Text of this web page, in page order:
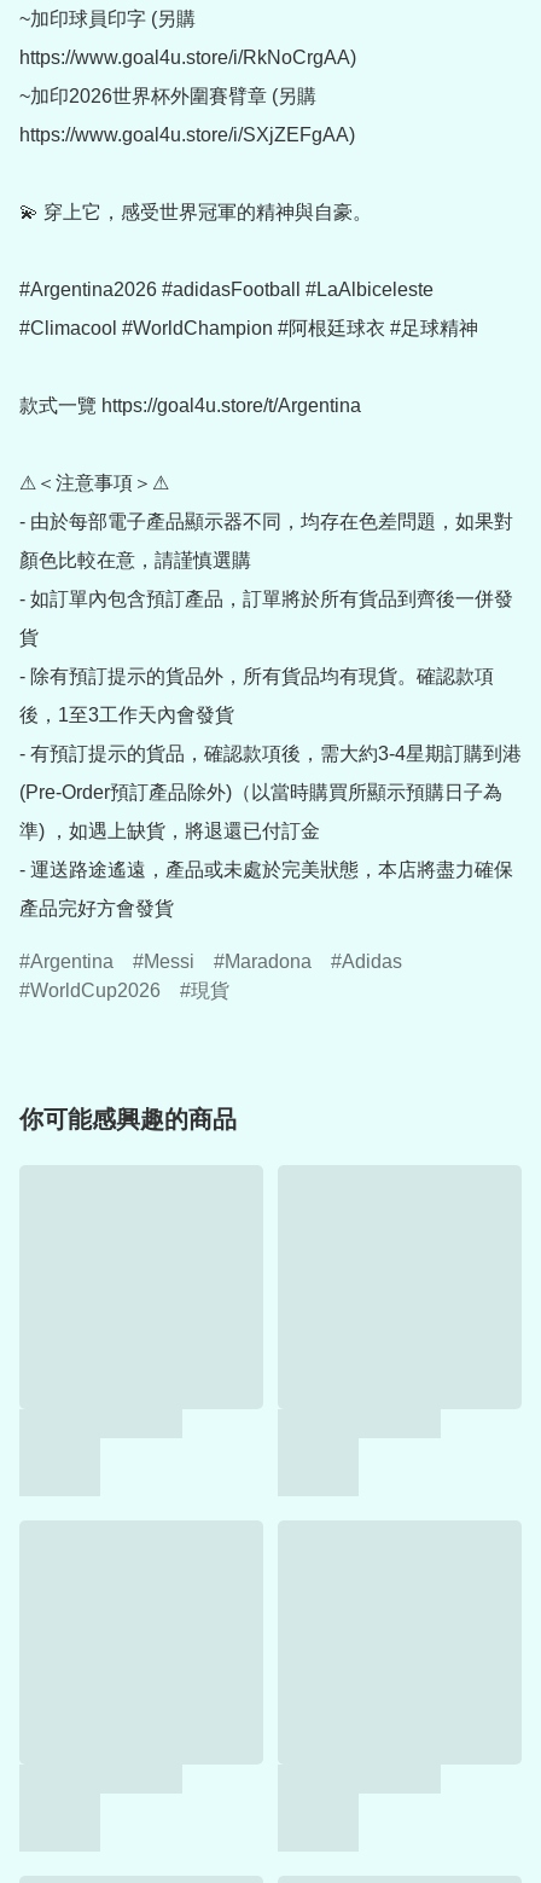
~加印球員印字 (另購
https://www.goal4u.store/i/RkNoCrgAA)
~加印2026世界杯外圍賽臂章 (另購
https://www.goal4u.store/i/SXjZEFgAA)
💫 穿上它，感受世界冠軍的精神與自豪。
#Argentina2026 #adidasFootball #LaAlbiceleste
#Climacool #WorldChampion #阿根廷球衣 #足球精神
款式一覽 https://goal4u.store/t/Argentina
⚠＜注意事項＞⚠
- 由於每部電子產品顯示器不同，均存在色差問題，如果對
顏色比較在意，請謹慎選購
- 如訂單內包含預訂產品，訂單將於所有貨品到齊後一併發
貨
- 除有預訂提示的貨品外，所有貨品均有現貨。確認款項
後，1至3工作天內會發貨
- 有預訂提示的貨品，確認款項後，需大約3-4星期訂購到港
(Pre-Order預訂產品除外)（以當時購買所顯示預購日子為
準) ，如遇上缺貨，將退還已付訂金
- 運送路途遙遠，產品或未處於完美狀態，本店將盡力確保
產品完好方會發貨
Argentina Messi Maradona
Adidas
WorldCup2026
現貨
你可能感興趣的商品